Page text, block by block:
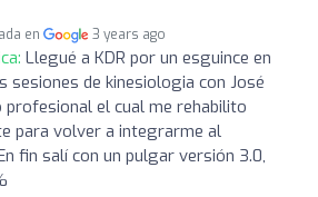
en 3 years ago
Llegué a KDR por un esguince en
sesiones de kinesiologia con José
profesional el cual me rehabilito
para volver a integrarme al
fin salí con un pulgar versión 3.0,